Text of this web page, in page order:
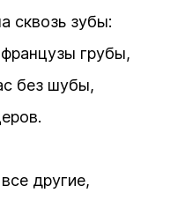
сквозь зубы:
грубы,
без шубы,
другие,